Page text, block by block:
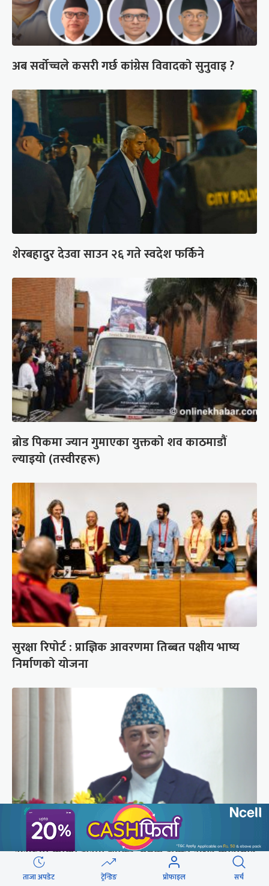
अब सर्वोच्चले कसरी गर्छ कांग्रेस विवादको सुनुवाइ ?
शेरबहादुर देउवा साउन २६ गते स्वदेश फर्किने
ब्रोड पिकमा ज्यान गुमाएका युक्तको शव काठमाडौं
ल्याइयो (तस्वीरहरू)
सुरक्षा रिपोर्ट : प्राज्ञिक आवरणमा तिब्बत पक्षीय भाष्य
निर्माणको योजना
‘संसद्‍मा कालो चस्मा खोल्नू, बैठक चल्दा सेयर कारोबार
नगर्नू’
ताजा अपडेट ट्रेन्डिङ प्रोफाइल सर्च